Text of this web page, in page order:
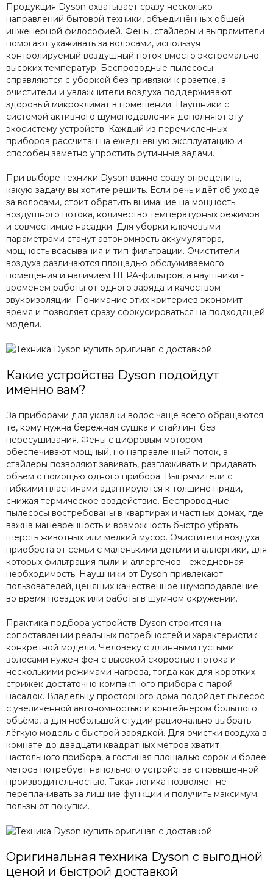
Продукция Dyson охватывает сразу несколько
направлений бытовой техники, объединённых общей
инженерной философией. Фены, стайлеры и выпрямители
помогают ухаживать за волосами, используя
контролируемый воздушный поток вместо экстремально
высоких температур. Беспроводные пылесосы
справляются с уборкой без привязки к розетке, а
очистители и увлажнители воздуха поддерживают
здоровый микроклимат в помещении. Наушники с
системой активного шумоподавления дополняют эту
экосистему устройств. Каждый из перечисленных
приборов рассчитан на ежедневную эксплуатацию и
способен заметно упростить рутинные задачи.
При выборе техники Dyson важно сразу определить,
какую задачу вы хотите решить. Если речь идёт об уходе
за волосами, стоит обратить внимание на мощность
воздушного потока, количество температурных режимов
и совместимые насадки. Для уборки ключевыми
параметрами станут автономность аккумулятора,
мощность всасывания и тип фильтрации. Очистители
воздуха различаются площадью обслуживаемого
помещения и наличием HEPA-фильтров, а наушники -
временем работы от одного заряда и качеством
звукоизоляции. Понимание этих критериев экономит
время и позволяет сразу сфокусироваться на подходящей
модели.
Какие устройства Dyson подойдут
именно вам?
За приборами для укладки волос чаще всего обращаются
те, кому нужна бережная сушка и стайлинг без
пересушивания. Фены с цифровым мотором
обеспечивают мощный, но направленный поток, а
стайлеры позволяют завивать, разглаживать и придавать
объём с помощью одного прибора. Выпрямители с
гибкими пластинами адаптируются к толщине пряди,
снижая термическое воздействие. Беспроводные
пылесосы востребованы в квартирах и частных домах, где
важна маневренность и возможность быстро убрать
шерсть животных или мелкий мусор. Очистители воздуха
приобретают семьи с маленькими детьми и аллергики, для
которых фильтрация пыли и аллергенов - ежедневная
необходимость. Наушники от Dyson привлекают
пользователей, ценящих качественное шумоподавление
во время поездок или работы в шумном окружении.
Практика подбора устройств Dyson строится на
сопоставлении реальных потребностей и характеристик
конкретной модели. Человеку с длинными густыми
волосами нужен фен с высокой скоростью потока и
несколькими режимами нагрева, тогда как для коротких
стрижек достаточно компактного прибора с парой
насадок. Владельцу просторного дома подойдёт пылесос
с увеличенной автономностью и контейнером большого
объёма, а для небольшой студии рационально выбрать
лёгкую модель с быстрой зарядкой. Для очистки воздуха в
комнате до двадцати квадратных метров хватит
настольного прибора, а гостиная площадью сорок и более
метров потребует напольного устройства с повышенной
производительностью. Такая логика позволяет не
переплачивать за лишние функции и получить максимум
пользы от покупки.
Оригинальная техника Dyson с выгодной
ценой и быстрой доставкой